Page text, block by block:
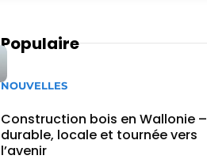
Populaire
NOUVELLES
Construction bois en Wallonie –
durable, locale et tournée vers
l’avenir